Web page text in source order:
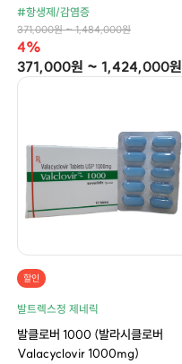
#항생제/감염증
371,000원 ~ 1,484,000원
4%
371,000원 ~ 1,424,000원
할인
발트렉스정 제네릭
발클로버 1000 (발라시클로버
Valacyclovir 1000mg)